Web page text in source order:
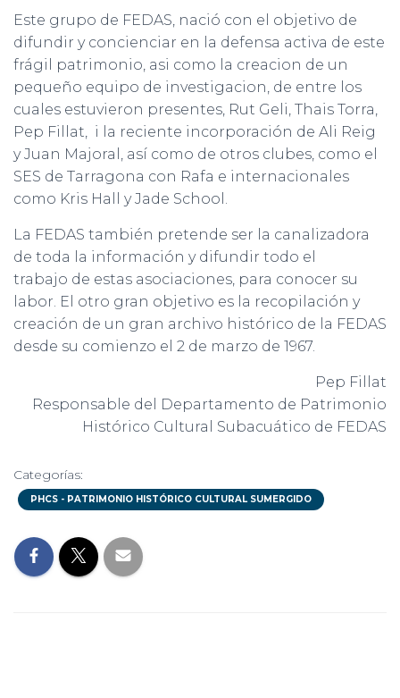
Este grupo de FEDAS, nació con el objetivo de
difundir y concienciar en la defensa activa de este
frágil patrimonio, asi como la creacion de un
pequeño equipo de investigacion, de entre los
cuales estuvieron presentes, Rut Geli, Thais Torra,
Pep Fillat, i la reciente incorporación de Ali Reig
y Juan Majoral, así como de otros clubes, como el
SES de Tarragona con Rafa e internacionales
como Kris Hall y Jade School.
La FEDAS también pretende ser la canalizadora
de toda la información y difundir todo el
trabajo de estas asociaciones, para conocer su
labor. El otro gran objetivo es la recopilación y
creación de un gran archivo histórico de la FEDAS
desde su comienzo el 2 de marzo de 1967.
Pep Fillat
Responsable del Departamento de Patrimonio
Histórico Cultural Subacuático de FEDAS
Categorías:
PHCS - PATRIMONIO HISTÓRICO CULTURAL SUMERGIDO